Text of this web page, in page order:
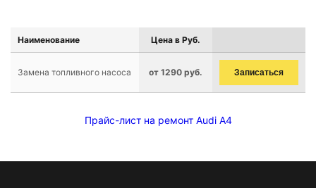
Наименование Цена в Руб.
Замена топливного насоса от 1290 руб. Записаться
Прайс-лист на ремонт Audi A4